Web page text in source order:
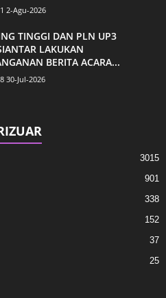
2-Agu-2026
TINGGI DAN PLN UP3
LAKUKAN
BERITA ACARA...
30-Jul-2026
3015
901
338
152
37
25